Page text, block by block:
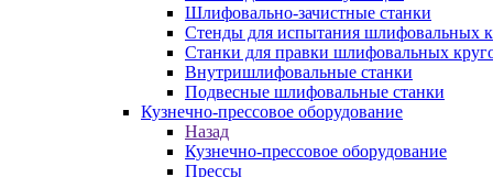
Шлифовально-зачистные станки
Стенды для испытания шлифовальных
Станки для правки шлифовальных
Внутришлифовальные станки
Подвесные шлифовальные станки
Кузнечно-прессовое оборудование
Назад
Кузнечно-прессовое оборудование
Прессы